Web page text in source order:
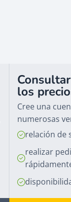
los
Cree una
numerosas
relación de
realizar